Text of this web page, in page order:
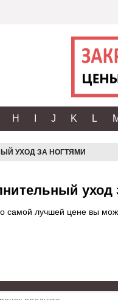
H J K L
УХОД ЗА НОГТЯМИ
уход
самой лучшей цене вы